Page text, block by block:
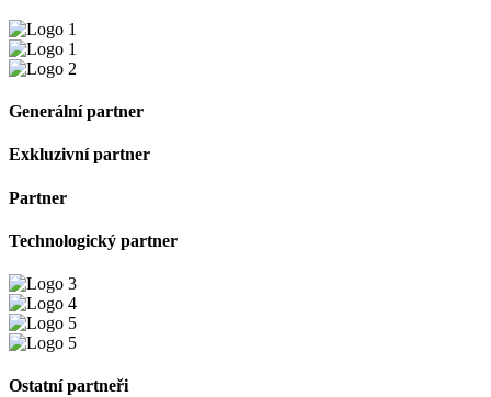
Generální partner
Exkluzivní partner
Partner
Technologický partner
Ostatní partneři